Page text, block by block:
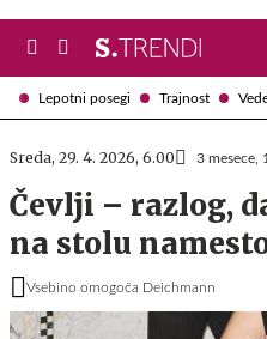
Lepotni posegi Trajnost
Sreda, 29. 4. 2026, 6.00 3 mesece,
Čevlji – razlog,
na stolu
Vsebino omogoča Deichmann